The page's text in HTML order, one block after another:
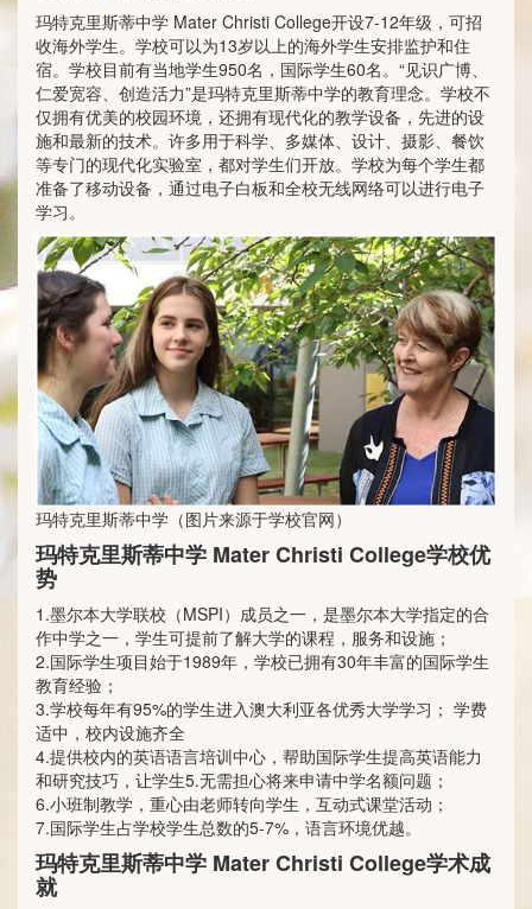
玛特克里斯蒂中学 Mater Christi College开设7-12年级，可招
收海外学生。学校可以为13岁以上的海外学生安排监护和住
宿。学校目前有当地学生950名，国际学生60名。“见识广博、
仁爱宽容、创造活力”是玛特克里斯蒂中学的教育理念。学校不
仅拥有优美的校园环境，还拥有现代化的教学设备，先进的设
施和最新的技术。许多用于科学、多媒体、设计、摄影、餐饮
等专门的现代化实验室，都对学生们开放。学校为每个学生都
准备了移动设备，通过电子白板和全校无线网络可以进行电子
学习。
玛特克里斯蒂中学（图片来源于学校官网）
玛特克里斯蒂中学 Mater Christi College学校优
势
1.墨尔本大学联校（MSPI）成员之一，是墨尔本大学指定的合
作中学之一，学生可提前了解大学的课程，服务和设施；
2.国际学生项目始于1989年，学校已拥有30年丰富的国际学生
教育经验；
3.学校每年有95%的学生进入澳大利亚各优秀大学学习； 学费
适中，校内设施齐全
4.提供校内的英语语言培训中心，帮助国际学生提高英语能力
和研究技巧，让学生5.无需担心将来申请中学名额问题；
6.小班制教学，重心由老师转向学生，互动式课堂活动；
7.国际学生占学校学生总数的5-7%，语言环境优越。
玛特克里斯蒂中学 Mater Christi College学术成
就